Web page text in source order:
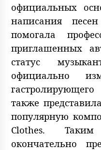
официальных
написания
помогала
приглашенных
статус
официально
также
популярную
Clothes.
окончательно